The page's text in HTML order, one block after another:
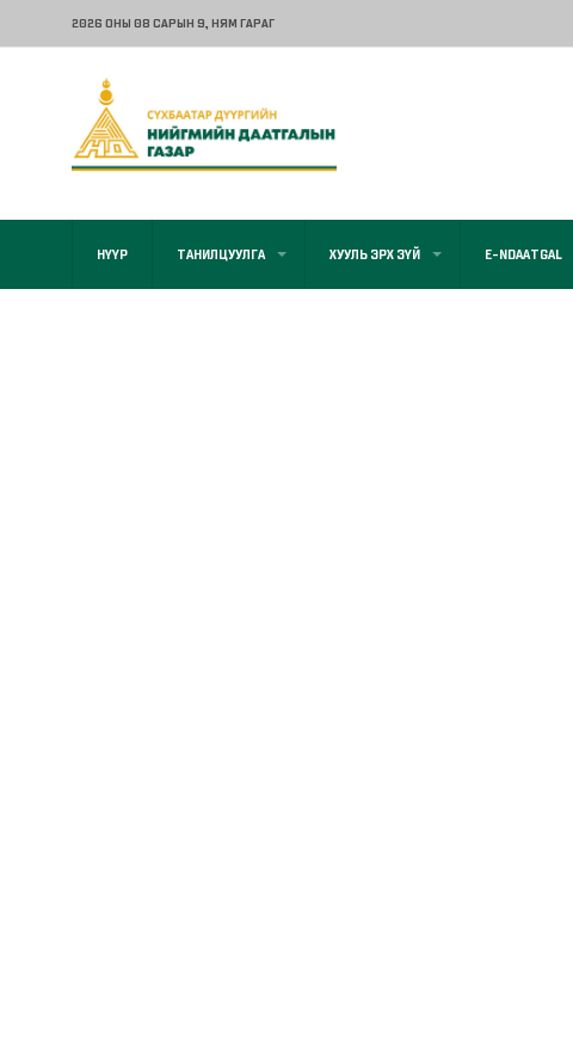
2026 ОНЫ 08 САРЫН 9, НЯМ ГАРАГ
НҮҮР ТАНИЛЦУУЛГА ХУУЛЬ ЭРХ ЗҮЙ E-NDAATGAL